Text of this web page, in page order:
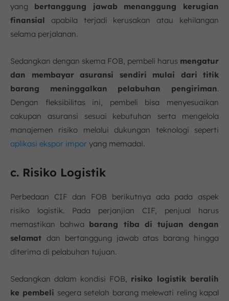
yang bertanggung jawab menanggung kerugian
finansial apabila terjadi kerusakan atau kehilangan
selama perjalanan.
Sedangkan dengan skema FOB, pembeli harus mengatur
dan membayar asuransi sendiri mulai dari titik
barang meninggalkan pelabuhan pengiriman.
Dengan fleksibilitas ini, pembeli bisa menyesuaikan
cakupan asuransi sesuai kebutuhan serta mengelola
manajemen risiko melalui dukungan teknologi seperti
aplikasi ekspor impor yang memadai.
c. Risiko Logistik
Perbedaan CIF dan FOB berikutnya ada pada aspek
risiko logistik. Pada perjanjian CIF, penjual harus
memastikan bahwa barang tiba di tujuan dengan
selamat dan bertanggung jawab atas barang hingga
diterima di pelabuhan tujuan.
Sedangkan dalam kondisi FOB, risiko logistik beralih
ke pembeli segera setelah barang melewati reling kapal